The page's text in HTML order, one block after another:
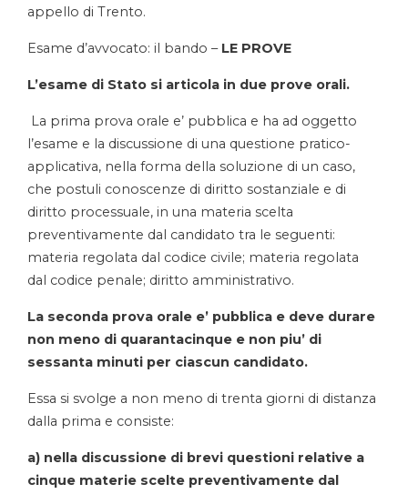
appello di Trento.
Esame d’avvocato: il bando – LE PROVE
L’esame di Stato si articola in due prove orali.
La prima prova orale e’ pubblica e ha ad oggetto
l’esame e la discussione di una questione pratico-
applicativa, nella forma della soluzione di un caso,
che postuli conoscenze di diritto sostanziale e di
diritto processuale, in una materia scelta
preventivamente dal candidato tra le seguenti:
materia regolata dal codice civile; materia regolata
dal codice penale; diritto amministrativo.
La seconda prova orale e’ pubblica e deve durare
non meno di quarantacinque e non piu’ di
sessanta minuti per ciascun candidato.
Essa si svolge a non meno di trenta giorni di distanza
dalla prima e consiste:
a) nella discussione di brevi questioni relative a
cinque materie scelte preventivamente dal